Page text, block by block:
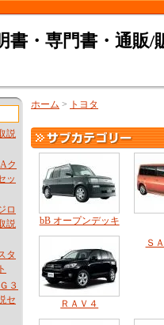
書・専門書・通販/
説
ク
ッ
ロ
説
タ
３
セ
ホーム > トヨタ
bB オープンデッキ
ＲＡＶ４
Ｓ